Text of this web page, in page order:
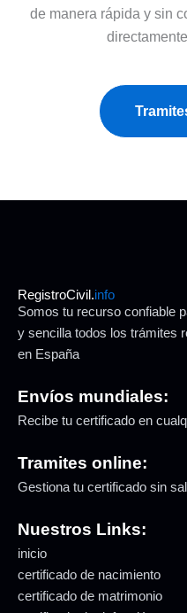
de manera rápida y sin
RegistroCivil.info
Somos tu recurso confiable
y sencilla todos los trámites
en España
Envíos mundiales:
Recibe tu certificado en
Tramites online:
Gestiona tu certificado sin
Nuestros Links:
inicio
certificado de nacimiento
certificado de matrimonio